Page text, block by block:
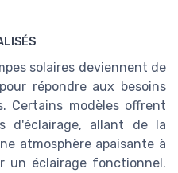
solaires deviennent de
répondre aux besoins
Certains modèles offrent
d'éclairage, allant de la
atmosphère apaisante à
un éclairage fonctionnel.